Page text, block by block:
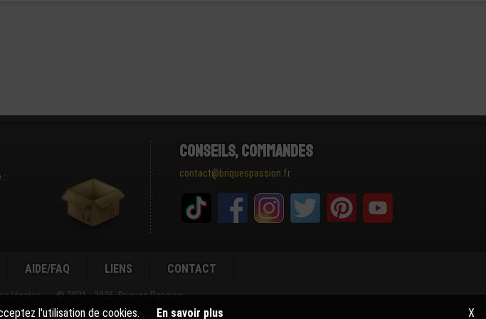
:
Conseils, Commandes
contact@briquespassion.fr
AIDE/FAQ LIENS CONTACT
légales © 2021 - 2026 Briques Passion
l'utilisation de cookies. En savoir plus X